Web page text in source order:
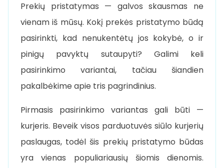
Prekių pristatymas — galvos skausmas ne
vienam iš mūsų. Kokį prekės pristatymo būdą
pasirinkti, kad nenukentėtų jos kokybė, o ir
pinigų pavyktų sutaupyti? Galimi keli
pasirinkimo variantai, tačiau šiandien
pakalbėkime apie tris pagrindinius.
Pirmasis pasirinkimo variantas gali būti —
kurjeris. Beveik visos parduotuvės siūlo kurjerių
paslaugas, todėl šis prekių pristatymo būdas
yra vienas populiariausių šiomis dienomis.